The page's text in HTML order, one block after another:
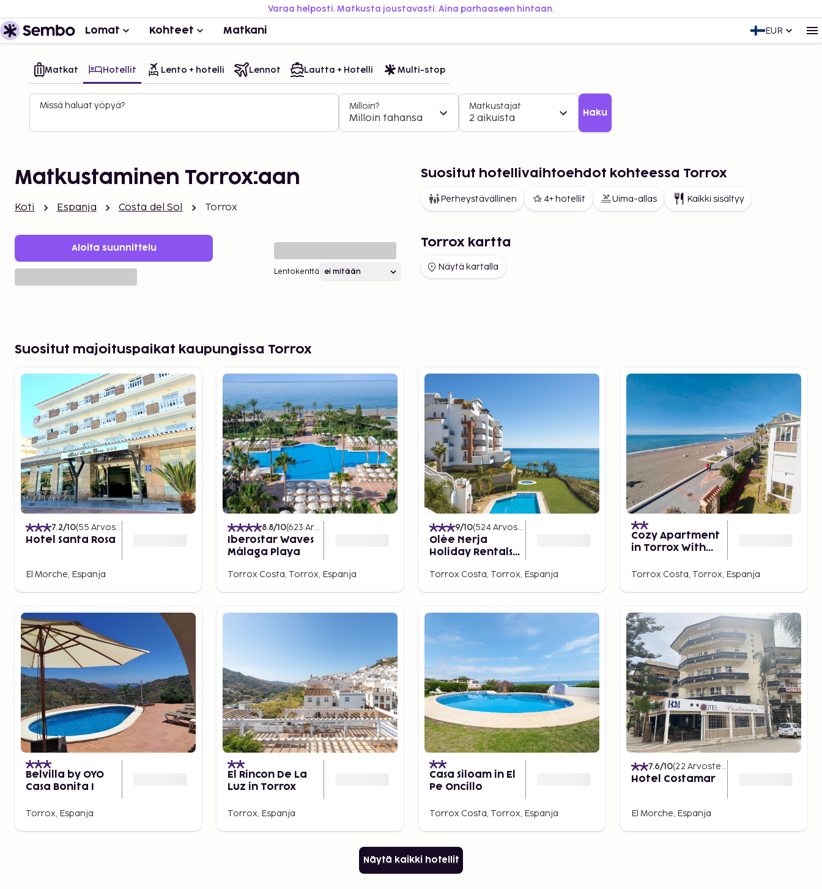
Varaa helposti. Matkusta joustavasti. Aina parhaaseen hintaan.
Lomat Kohteet Matkani EUR
Matkat Hotellit Lento + hotelli Lennot Lautta + Hotelli Multi-stop
Missä haluat yöpyä? Milloin?
Milloin tahansa
Matkustajat
2 aikuista Haku
Matkustaminen Torrox:aan
Koti Espanja Costa del Sol Torrox
Aloita suunnittelu
Lentokenttä
Suositut hotellivaihtoehdot kohteessa Torrox
Perheystävällinen 4+ hotellit Uima-allas Kaikki sisältyy
Torrox kartta
Näytä kartalla
Suositut majoituspaikat kaupungissa Torrox
7.2/10(55 Arvostelut
Hotel Santa Rosa
El Morche, Espanja
8.8/10(623 Arvostelut
Iberostar Waves
Málaga Playa
Torrox Costa, Torrox, Espanja
9/10(524 Arvostelut
Olée Nerja
Holiday Rentals
Torrox Costa, Torrox, Espanja
Cozy Apartment
in Torrox With
Torrox Costa, Torrox, Espanja
Belvilla by OYO
Casa Bonita I
Torrox, Espanja
El Rincon De La
Luz in Torrox
Torrox, Espanja
Casa Siloam in El
Pe Oncillo
Torrox Costa, Torrox, Espanja
7.6/10(22 Arvostelut
Hotel Costamar
El Morche, Espanja
Näytä kaikki hotellit